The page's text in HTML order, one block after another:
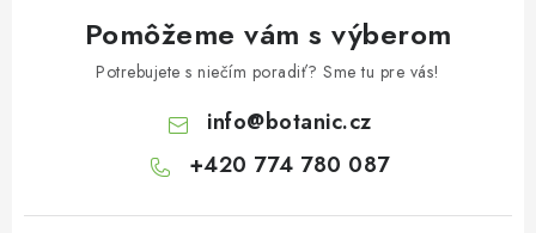
Pomôžeme vám s výberom
Potrebujete s niečím poradiť? Sme tu pre vás!
info@botanic.cz
+420 774 780 087